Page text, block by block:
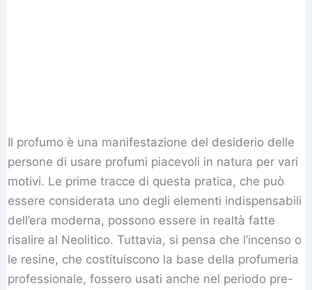
Il profumo è una manifestazione del desiderio delle
persone di usare profumi piacevoli in natura per vari
motivi. Le prime tracce di questa pratica, che può
essere considerata uno degli elementi indispensabili
dell’era moderna, possono essere in realtà fatte
risalire al Neolitico. Tuttavia, si pensa che l’incenso o
le resine, che costituiscono la base della profumeria
professionale, fossero usati anche nel periodo pre-